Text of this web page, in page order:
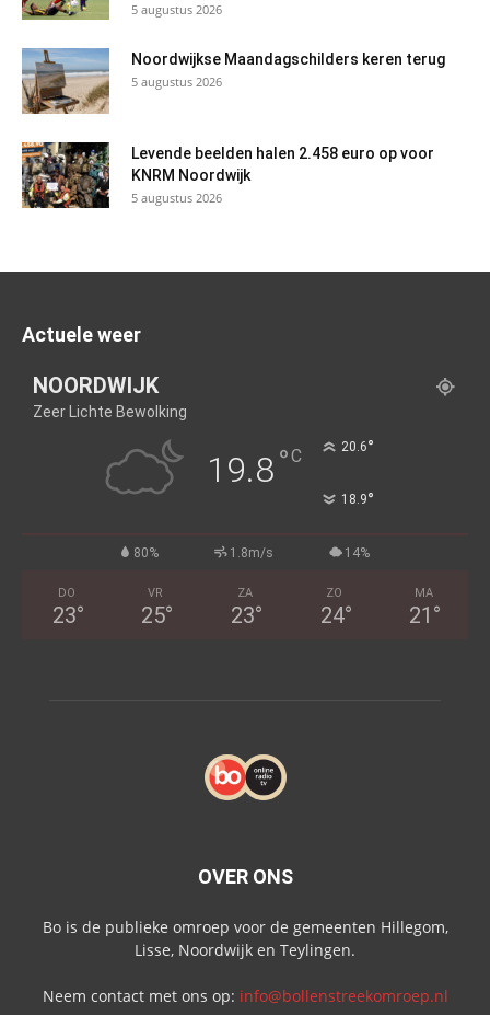
5 augustus 2026
Noordwijkse Maandagschilders keren terug
5 augustus 2026
Levende beelden halen 2.458 euro op voor
KNRM Noordwijk
5 augustus 2026
Actuele weer
NOORDWIJK
Zeer Lichte Bewolking
19.8°C 20.6°
18.9°
80% 1.8m/s 14%
DO
23°
VR
25°
ZA
23°
ZO
24°
MA
21 °
OVER ONS
Bo is de publieke omroep voor de gemeenten Hillegom,
Lisse, Noordwijk en Teylingen.
Neem contact met ons op: info@bollenstreekomroep.nl